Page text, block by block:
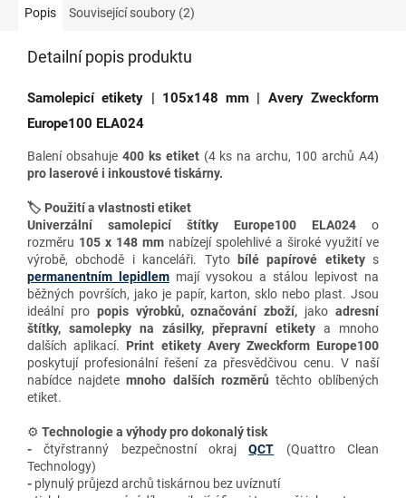
Popis Související soubory (2)
Detailní popis produktu
Samolepicí etikety | 105x148 mm | Avery Zweckform
Europe100 ELA024
Balení obsahuje400 ks etiket(4 ks na archu, 100 archů A4)
pro laserové i inkoustové tiskárny.
🏷️ Použití a vlastnosti etiket
Univerzální samolepicí štítky Europe100 ELA024 o
rozměru 105 x 148 mm nabízejí spolehlivé a široké využití ve
výrobě, obchodě i kanceláři. Tytobílé papírové etiketys
permanentním lepidlem mají vysokou a stálou lepivost na
běžných površích, jako je papír, karton, sklo nebo plast. Jsou
ideální propopis výrobků, označování zboží, jako adresní
štítky, samolepky na zásilky, přepravní etikety a mnoho
dalších aplikací. Print etikety Avery Zweckform Europe100
poskytují profesionální řešení za přesvědčivou cenu. V naší
nabídce najdetemnoho dalších rozměrů těchto oblíbených
etiket.
⚙️ Technologie a výhodypro dokonalý tisk
-čtyřstranný bezpečnostní okraj QCT
(Quattro Clean
Technology)
- plynulý průjezd archů tiskárnou bez uvíznutí